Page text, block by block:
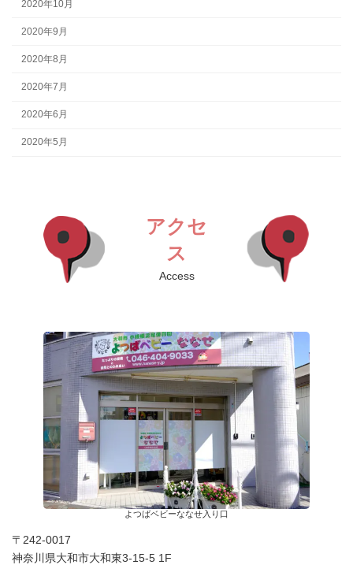
2020年10月
2020年9月
2020年8月
2020年7月
2020年6月
2020年5月
アクセ
ス
Access
よつばベビーななせ入り口
〒242-0017
神奈川県大和市大和東3-15-5 1F